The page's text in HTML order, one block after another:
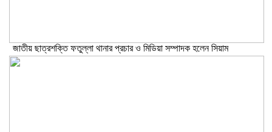
জাতীয় ছাত্রশক্তি ফতুল্লা থানার প্রচার ও মিডিয়া সম্পাদক হলেন সিয়াম